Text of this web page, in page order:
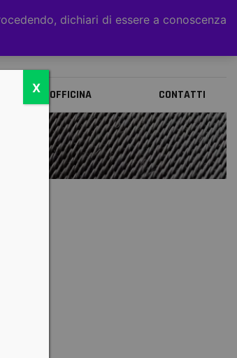
dichiari di essere a conoscenza
OFFICINA CONTATTI
X